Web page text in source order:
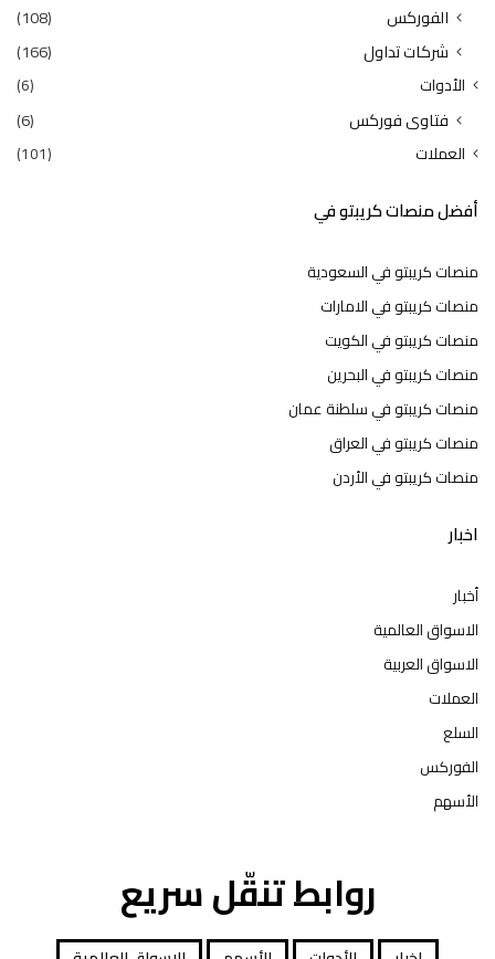
الفوركس
(108)
شركات تداول
(166)
الأدوات (6)
فتاوى فوركس (6)
العملات (101)
أفضل منصات كريبتو في
منصات كريبتو في السعودية
منصات كريبتو في الامارات
منصات كريبتو في الكويت
منصات كريبتو في البحرين
منصات كريبتو في سلطنة عمان
منصات كريبتو في العراق
منصات كريبتو في الأردن
اخبار
أخبار
الاسواق العالمية
الاسواق العربية
العملات
السلع
الفوركس
الأسهم
روابط تنقّل سريع